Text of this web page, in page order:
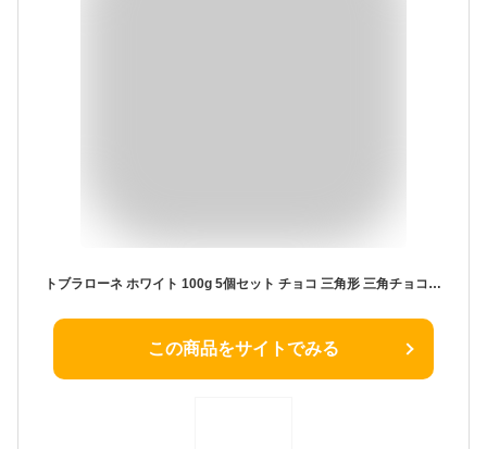
トブラローネ ホワイト 100g 5個セット チョコ 三角形 三角チョコ サクサク ヌガー マッターホルン 輸入菓子 送料無料
この商品をサイトでみる